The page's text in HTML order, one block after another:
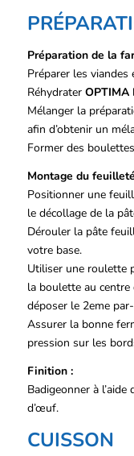
Préparation de la
Préparer les
Réhydrater OPTIMA
Mélanger la
afin d’obtenir un
Former des
Montage du
Positionner une
le décollage de la
Dérouler la pâte
votre base.
Utiliser une roulette
la boulette au centre
déposer le 2eme
Assurer la bonne
pression sur les
Finition :
Badigeonner à l’aide
d’œuf.
CUISSON